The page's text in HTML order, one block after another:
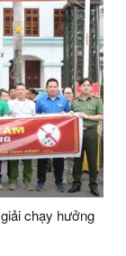
chạy hưởng